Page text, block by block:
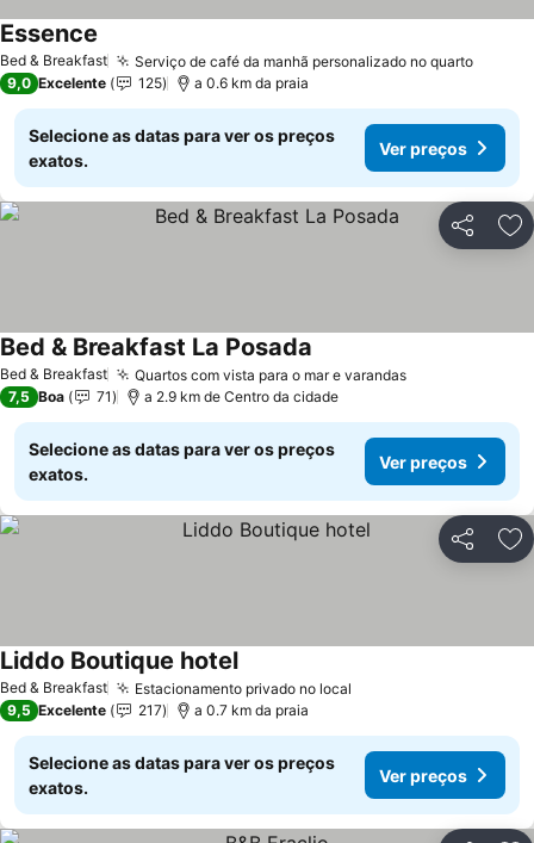
Bed & Breakfast Serviço de café da manhã personalizado no quarto
Essence
9,0 Excelente 125 a 0.6 km da praia
Selecione as datas para ver os preços
exatos.
Ver preços
Partilhar
Bed & Breakfast Quartos com vista para o mar e varandas
Bed & Breakfast La Posada
7,5 Boa 71 a 2.9 km de Centro da cidade
Selecione as datas para ver os preços
exatos.
Ver preços
Partilhar
Bed & Breakfast Estacionamento privado no local
Liddo Boutique hotel
9,5 Excelente 217 a 0.7 km da praia
Selecione as datas para ver os preços
exatos.
Ver preços